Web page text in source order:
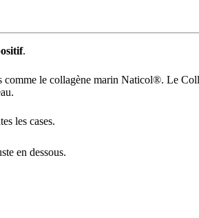
.
le collagène marin Naticol®. Le
les cases.
en dessous.